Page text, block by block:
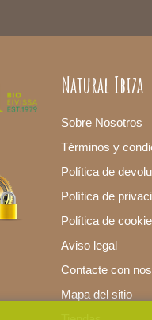
Natural Ibiza
Sobre Nosotros
Términos y
Política de
Política de
Política de
Aviso legal
Contacte con
Mapa del sitio